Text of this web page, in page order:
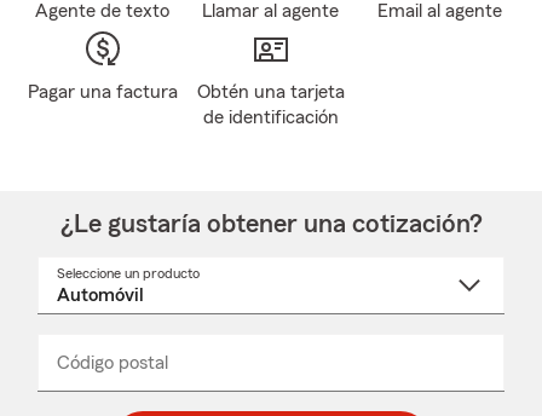
Agente de texto Llamar al agente Email al agente
Pagar una factura
Obtén una tarjeta
de identificación
¿Le gustaría obtener una cotización?
Seleccione un producto
desplegable
Código postal
_____